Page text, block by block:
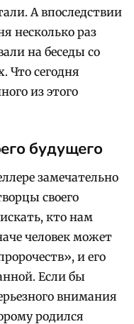
А впоследствии
несколько раз
на беседы со
Что сегодня
из этого
будущего
замечательно
своего
кто нам
человек может
и его
Если бы
внимания
родился